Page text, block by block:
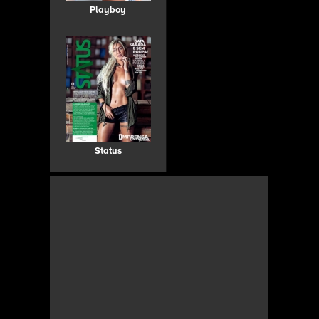
Playboy
Status